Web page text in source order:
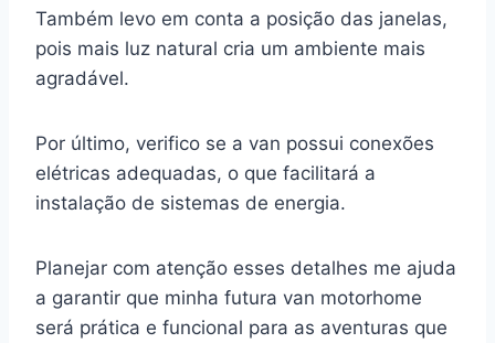
Também levo em conta a posição das janelas,
pois mais luz natural cria um ambiente mais
agradável.
Por último, verifico se a van possui conexões
elétricas adequadas, o que facilitará a
instalação de sistemas de energia.
Planejar com atenção esses detalhes me ajuda
a garantir que minha futura van motorhome
será prática e funcional para as aventuras que